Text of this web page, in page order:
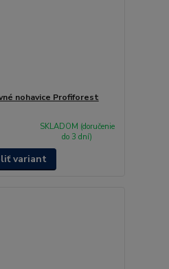
nohavice Profiforest
SKLADOM (doručenie
do 3 dní)
variant